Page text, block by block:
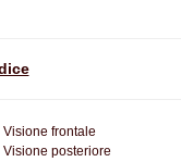
Visione frontale
Visione posteriore